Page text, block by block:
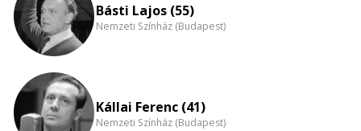
Básti Lajos (55)
Nemzeti Színház (Budapest)
Kállai Ferenc (41)
Nemzeti Színház (Budapest)